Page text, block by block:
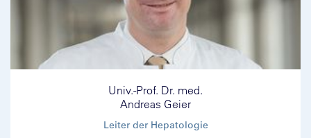
Univ.-Prof. Dr. med.
Andreas Geier
Leiter der Hepatologie